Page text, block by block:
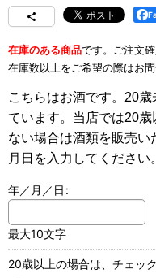
在庫のある商品です。
ご注文
在庫数以上をご希望の際はお問
こちらはお酒です。20
ています。当店では20
ない場合は酒類を販売
月日を入力してください
年／月／日 :
最大10文字
20歳以上の場合は、チェッ